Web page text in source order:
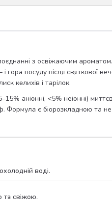
з освіжаючим ароматом.
посуду після святкової
келихів і тарілок.
аніонні, <5% неіонні)
є біорозкладною та
воді.
та свіжою.